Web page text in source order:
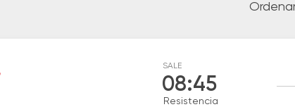
SALE
08:45
Resistencia